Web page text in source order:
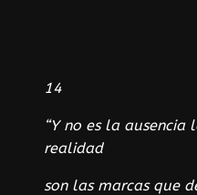
14
“Y no es la ausencia
realidad
son las marcas que